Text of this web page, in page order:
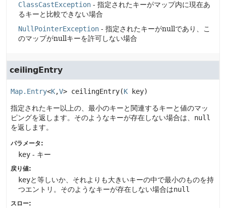
ClassCastException - 指定されたキーがマップ内に現在あ
るキーと比較できない場合
NullPointerException - 指定されたキーがnullであり、こ
のマップがnullキーを許可しない場合
ceilingEntry
Map.Entry<K,V> ceilingEntry(K key)
指定されたキー以上の、最小のキーと関連するキーと値のマッ
ピングを返します。そのようなキーが存在しない場合は、 null
を返します。
パラメータ:
key - キー
戻り値:
keyと等しいか、それよりも大きいキーの中で最小のものを持
つエントリ。そのようなキーが存在しない場合はnull
スロー: